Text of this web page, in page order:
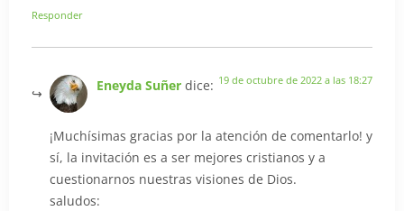
Responder
Eneyda Suñer dice: 19 de octubre de 2022 a las 18:27
¡Muchísimas gracias por la atención de comentarlo! y
sí, la invitación es a ser mejores cristianos y a
cuestionarnos nuestras visiones de Dios.
saludos: